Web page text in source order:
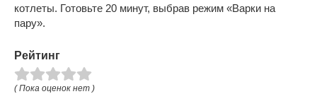
котлеты. Готовьте 20 минут, выбрав режим «Варки на
пару».
Рейтинг
( Пока оценок нет )